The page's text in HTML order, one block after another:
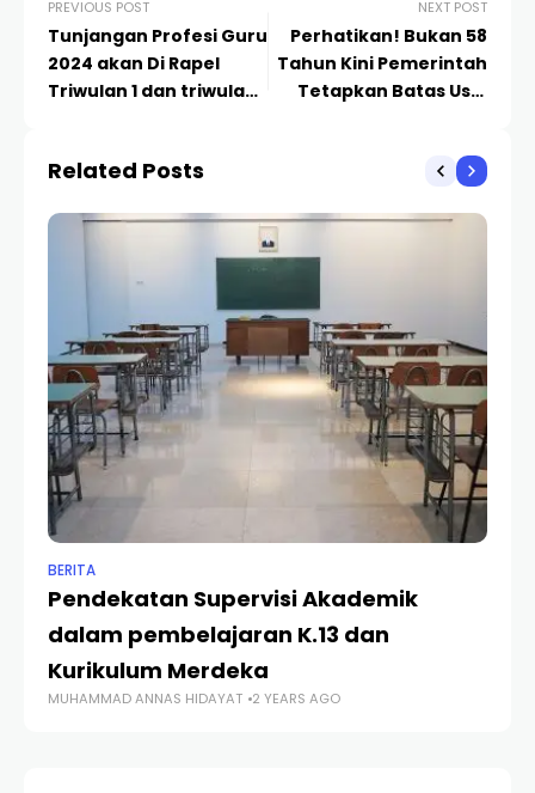
PREVIOUS POST
Tunjangan Profesi Guru
2024 akan Di Rapel
Triwulan 1 dan triwulan
NEXT POST
Perhatikan! Bukan 58
Tahun Kini Pemerintah
Tetapkan Batas Usia
Related Posts
BERITA
Pendekatan Supervisi Akademik
dalam pembelajaran K.13 dan
Kurikulum Merdeka
MUHAMMAD ANNAS HIDAYAT 2 YEARS AGO